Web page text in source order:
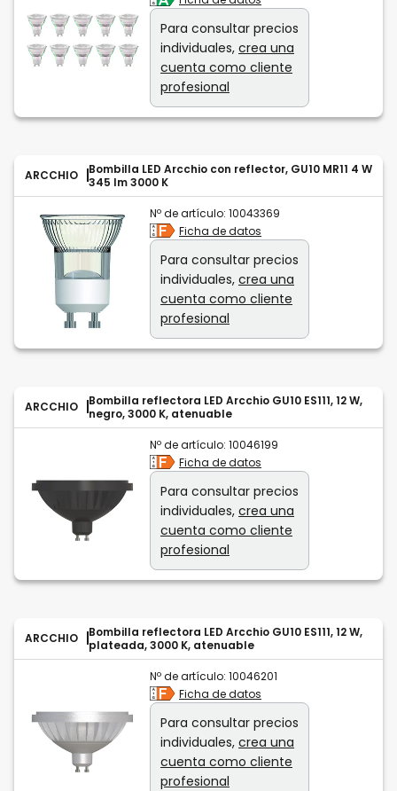
Para consultar precios
individuales, crea una
cuenta como cliente
profesional
ARCCHIO
Bombilla LED Arcchio con reflector, GU10 MR11 4 W
345 lm 3000 K
Nº de artículo: 10043369
Ficha de datos
Para consultar precios
individuales, crea una
cuenta como cliente
profesional
ARCCHIO
Bombilla reflectora LED Arcchio GU10 ES111, 12 W,
negro, 3000 K, atenuable
Nº de artículo: 10046199
Ficha de datos
Para consultar precios
individuales, crea una
cuenta como cliente
profesional
ARCCHIO
Bombilla reflectora LED Arcchio GU10 ES111, 12 W,
plateada, 3000 K, atenuable
Nº de artículo: 10046201
Ficha de datos
Para consultar precios
individuales, crea una
cuenta como cliente
profesional